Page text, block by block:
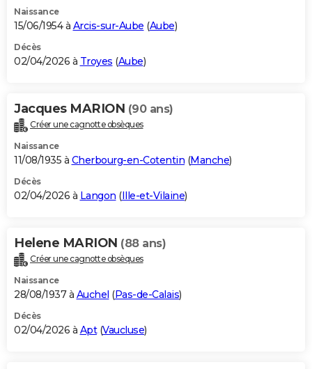
Naissance
15/06/1954 à Arcis-sur-Aube (Aube)
Décès
02/04/2026 à Troyes (Aube)
Jacques MARION (90 ans)
Créer une cagnotte obsèques
Naissance
11/08/1935 à Cherbourg-en-Cotentin (Manche)
Décès
02/04/2026 à Langon (Ille-et-Vilaine)
Helene MARION (88 ans)
Créer une cagnotte obsèques
Naissance
28/08/1937 à Auchel (Pas-de-Calais)
Décès
02/04/2026 à Apt(Vaucluse)